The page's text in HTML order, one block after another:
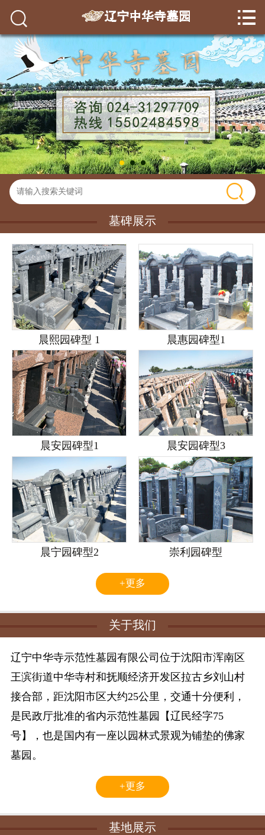
 网站首页
关于我们
墓碑展示
环境展示
墓园资讯
园区环境
联系我们


墓碑展示
晨熙园碑型 1 晨惠园碑型1
晨安园碑型1 晨安园碑型3
晨宁园碑型2 崇利园碑型
+更多
关于我们
辽宁中华寺示范性墓园有限公司位于沈阳市浑南区
王滨街道中华寺村和抚顺经济开发区拉古乡刘山村
接合部，距沈阳市区大约25公里，交通十分便利，
是民政厅批准的省内示范性墓园【辽民经字75
号】，也是国内有一座以园林式景观为铺垫的佛家
墓园。
+更多
基地展示